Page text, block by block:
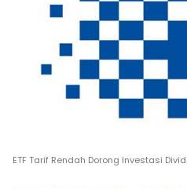
ETF Tarif Rendah Dorong Investasi